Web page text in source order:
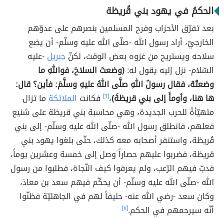
الحكمُ في يهود بني قُريظة
بعد تفرّق الأحزاب وفرح المسلمين بنصرهم على عدوّهم
الخارجيّ، أراد رسول الله -صلّى الله عليه وسلّم- أن يضع
سلاحه ويستريح من غزوه بعض الوقت، لكنّجبريل-عليه
السّلام- نزل إليه يقول له:(وضعتَ السلاحَ، فواللهِ ما
وضعتُهُ، فقال رسولُ اللهِ صلَّى اللهُ عليهِ وسلَّمَ: فأين؟ قال:
ها هنا، وأومأَ إلى بني قريظةَ)،[٦] فكانت الملائكة ما تزال
متهيّأةً للحرب الجديدة، وهي محاسبة بني قريظة على شنيع
فعلهم، فانطلق رسول الله -صلّى الله عليه وسلّم- إلى بني
قُريظة، واستنفر أصحابه معه كذلك، حتّى بلغوا يهود بني
قريظة، فضربوا عليهم حصاراً وصل إلى خمسة وعشرين يوماً،
فدبّ فيهم الرّعب، ولم يعرفوا كيف النّجاة، فطلبوا من رسول
الله -صلّى الله عليه وسلّم- أن يحكّم فيهم سعد بن معاذ،
وكان سعد -رضي الله عنه- حليفاً لهم في الجاهليّة فظنّوا
أنّه سيرحمهم في الحكم.[٧]